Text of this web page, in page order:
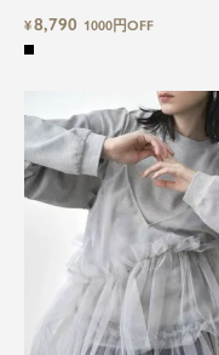
¥8,790 1000円OFF